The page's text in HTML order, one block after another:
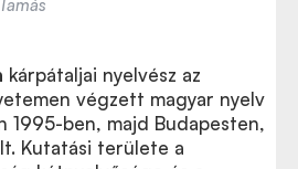
kárpátaljai nyelvész az
végzett magyar nyelv
1995-ben, majd Budapesten,
Kutatási területe a